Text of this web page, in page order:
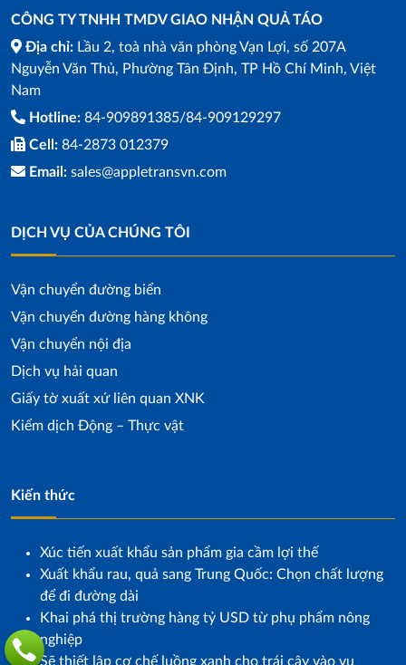
CÔNG TY TNHH TMDV GIAO NHẬN QUẢ TÁO
Địa chỉ: Lầu 2, toà nhà văn phòng Vạn Lợi, số 207A
Nguyễn Văn Thủ, Phường Tân Định, TP Hồ Chí Minh, Việt
Nam
Hotline: 84-909891385/84-909129297
Cell: 84-2873 012379
Email: sales@appletransvn.com
DỊCH VỤ CỦA CHÚNG TÔI
Vận chuyển đường biển
Vận chuyển đường hàng không
Vận chuyển nội địa
Dịch vụ hải quan
Giấy tờ xuất xứ liên quan XNK
Kiểm dịch Động – Thực vật
Kiến thức
Xúc tiến xuất khẩu sản phẩm gia cầm lợi thế
Xuất khẩu rau, quả sang Trung Quốc: Chọn chất lượng
để đi đường dài
Khai phá thị trường hàng tỷ USD từ phụ phẩm nông
nghiệp
Sẽ thiết lập cơ chế luồng xanh cho trái cây vào vụ